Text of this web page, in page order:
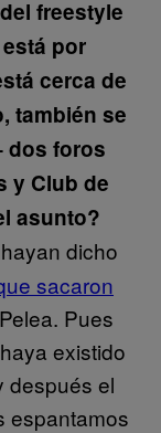
freestyle
por
cerca de
también se
dos foros
y Club de
asunto?
dicho
sacaron
Pues
existido
después el
espantamos